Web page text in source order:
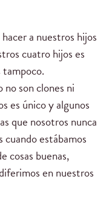
a nuestros hijos
cuatro hijos es
son clones ni
es único y algunos
que nosotros nunca
cuando estábamos
cosas buenas,
en nuestros